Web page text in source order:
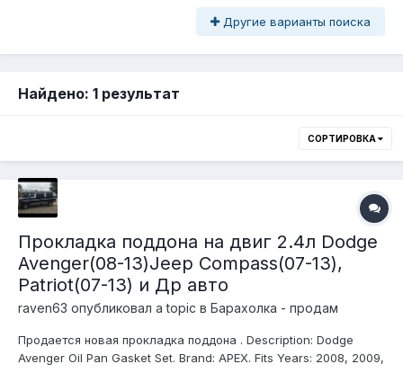
Другие варианты поиска
Найдено: 1 результат
СОРТИРОВКА
Прокладка поддона на двиг 2.4л Dodge
Avenger(08-13)Jeep Compass(07-13),
Рatriot(07-13) и Др авто
raven63 опубликовал a topic в Барахолка - продам
Продается новая прокладка поддона . Description: Dodge
Avenger Oil Pan Gasket Set. Brand: APEX. Fits Years: 2008, 2009,